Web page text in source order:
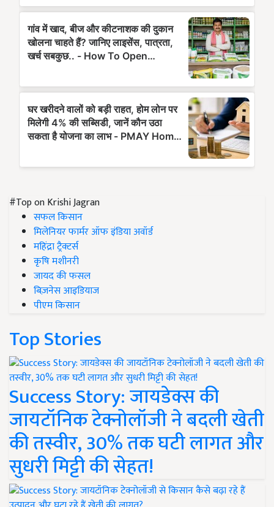
#Top on Krishi Jagran
सफल किसान
मिलेनियर फार्मर ऑफ इंडिया अवॉर्ड
महिंद्रा ट्रैक्टर्स
कृषि मशीनरी
जायद की फसल
बिज़नेस आइडियाज
पीएम किसान
Top Stories
Success Story: जायडेक्स की
जायटॉनिक टेक्नोलॉजी ने बदली खेती
की तस्वीर, 30% तक घटी लागत और
सुधरी मिट्टी की सेहत!